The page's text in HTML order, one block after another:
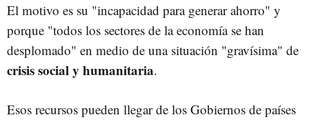
El motivo es su "incapacidad para generar ahorro" y
porque "todos los sectores de la economía se han
desplomado" en medio de una situación "gravísima" de
crisis social y humanitaria.
Esos recursos pueden llegar de los Gobiernos de países